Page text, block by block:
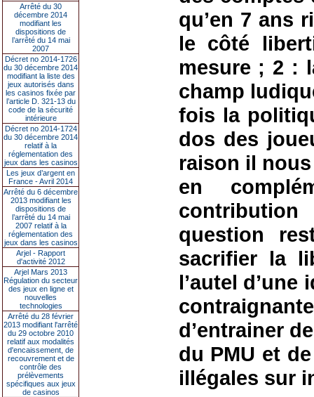
Arrêté du 30
décembre 2014
modifiant les
dispositions de
l’arrêté du 14 mai
2007
Décret no 2014-1726
du 30 décembre 2014
modifiant la liste des
jeux autorisés dans
les casinos fixée par
l’article D. 321-13 du
code de la sécurité
intérieure
Décret no 2014-1724
du 30 décembre 2014
relatif à la
réglementation des
jeux dans les casinos
Les jeux d’argent en
France - Avril 2014
Arrêté du 6 décembre
2013 modifiant les
dispositions de
l’arrêté du 14 mai
2007 relatif à la
réglementation des
jeux dans les casinos
Arjel - Rapport
d'activité 2012
Arjel Mars 2013
Régulation du secteur
des jeux en ligne et
nouvelles
technologies
Arrêté du 28 février
2013 modifiant l'arrêté
du 29 octobre 2010
relatif aux modalités
d'encaissement, de
recouvrement et de
contrôle des
prélèvements
spécifiques aux jeux
de casinos
qu’en 7 ans
le côté
mesure ; 2 :
champ
fois la
dos des
raison il
en
question
sacrifier la
l’autel
d’entrainer
du PMU et
illégales sur